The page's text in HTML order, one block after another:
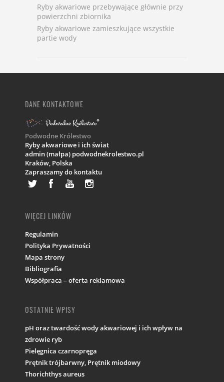
Ryby akwariowe przebywające głównie przy
powierzchni zbiornika
Ryby akwariowe zamieszkujące wszystkie
partie wody
DANE KONTAKTOWE
Podwodne Królestwo
Ryby akwariowe i ich świat
admin (małpa) podwodnekrolestwo.pl
Kraków, Polska
Zapraszamy do kontaktu
WIĘCEJ LINKÓW
Regulamin
Polityka Prywatności
Mapa strony
Bibliografia
Współpraca – oferta reklamowa
OSTATNIE WPISY
pH oraz twardość wody akwariowej i ich wpływ na
zdrowie ryb
Pielęgnica czarnopręga
Prętnik trójbarwny, Prętnik miodowy
Thorichthys aureus